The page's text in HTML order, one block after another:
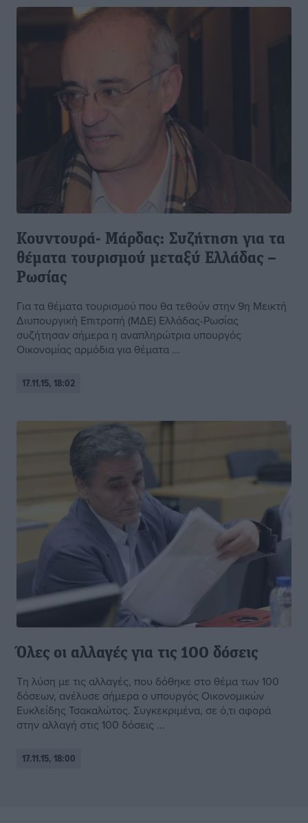
Κουντουρά- Μάρδας: Συζήτηση για τα
θέματα τουρισμού μεταξύ Ελλάδας –
Ρωσίας
Για τα θέματα τουρισμού που θα τεθούν στην 9η Μεικτή
Διυπουργική Επιτροπή (ΜΔΕ) Ελλάδας-Ρωσίας
συζήτησαν σήμερα η αναπληρώτρια υπουργός
Οικονομίας αρμόδια για θέματα ...
17.11.15, 18:02
Όλες οι αλλαγές για τις 100 δόσεις
Τη λύση με τις αλλαγές, που δόθηκε στο θέμα των 100
δόσεων, ανέλυσε σήμερα ο υπουργός Οικονομικών
Ευκλείδης Τσακαλώτος. Συγκεκριμένα, σε ό,τι αφορά
στην αλλαγή στις 100 δόσεις ...
17.11.15, 18:00